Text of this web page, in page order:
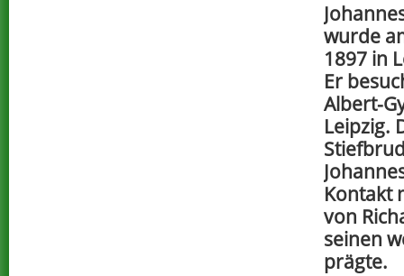
wurde
1897 in
Er
Albert-
Leipzig.
Kontakt
von
seinen
prägte.